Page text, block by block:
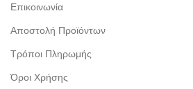
Επικοινωνία
Αποστολή Προϊόντων
Τρόποι Πληρωμής
Όροι Χρήσης